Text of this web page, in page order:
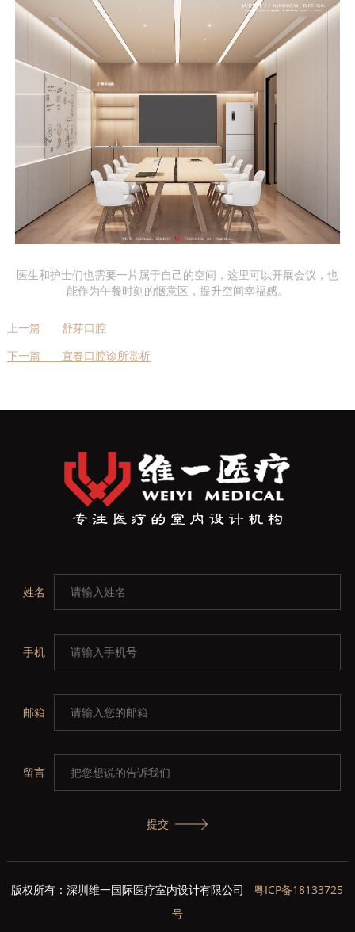
医生和护士们也需要一片属于自己的空间，这里可以开展会议，也
能作为午餐时刻的惬意区，提升空间幸福感。
上一篇
舒芽口腔
下一篇
宜春口腔诊所赏析
姓名
手机
邮箱
留言
提交
版权所有：深圳维一国际医疗室内设计有限公司粤ICP备18133725
号